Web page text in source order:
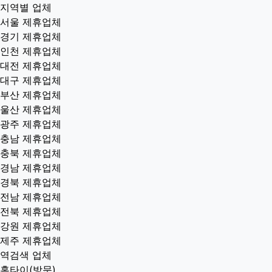
지역별 업체
서울 제휴업체
경기 제휴업체
인천 제휴업체
대전 제휴업체
대구 제휴업체
부산 제휴업체
울산 제휴업체
광주 제휴업체
충남 제휴업체
충북 제휴업체
경남 제휴업체
경북 제휴업체
전남 제휴업체
전북 제휴업체
강원 제휴업체
제주 제휴업체
역검색 업체
홈타이(방문)